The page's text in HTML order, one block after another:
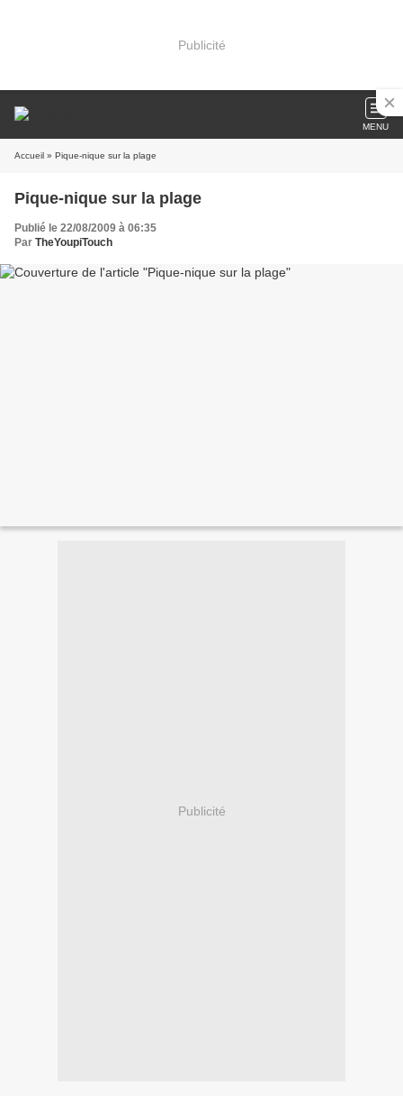
Publicité
MENU
Accueil » Pique-nique sur la plage
Pique-nique sur la plage
Publié le 22/08/2009 à 06:35
Par TheYoupiTouch
Publicité